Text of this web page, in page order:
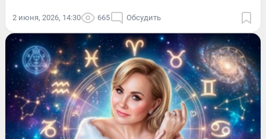
2 июня, 2026, 14:30 665 Обсудить